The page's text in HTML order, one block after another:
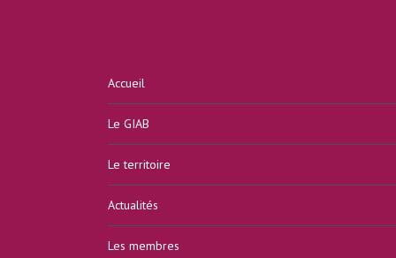
Accueil
Le GIAB
Le territoire
Actualités
Les membres